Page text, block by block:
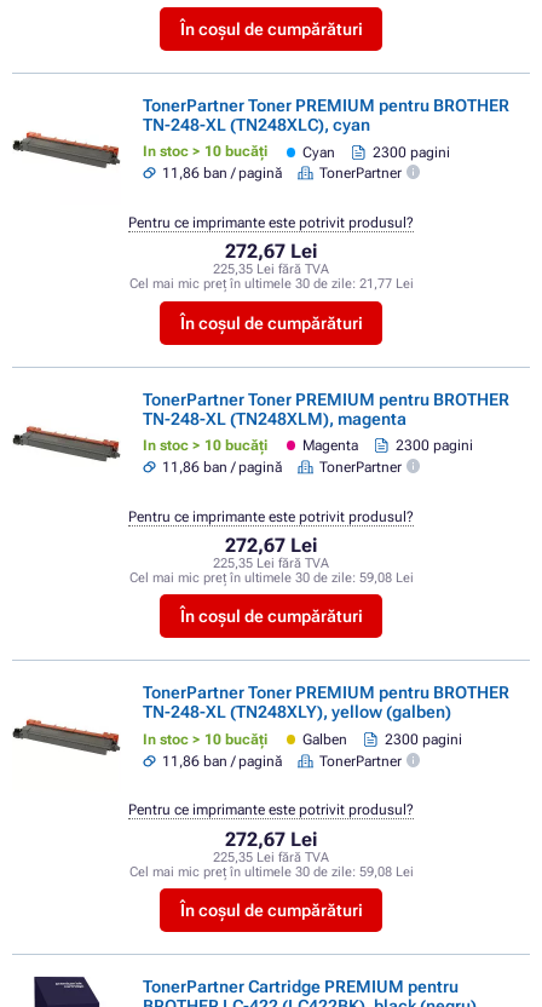
În coșul de cumpărături
TonerPartner Toner PREMIUM pentru BROTHER
TN-248-XL (TN248XLC), cyan
In stoc > 10 bucăți Cyan
2300 pagini
11,86 ban / pagină
TonerPartner
272,67 Lei
225,35 Lei fără TVA
Cel mai mic preț în ultimele 30 de zile: 21,77 Lei
În coșul de cumpărături
Pentru ce imprimante este potrivit produsul?
TonerPartner Toner PREMIUM pentru BROTHER
TN-248-XL (TN248XLM), magenta
In stoc > 10 bucăți Magenta
2300 pagini
11,86 ban / pagină
TonerPartner
272,67 Lei
225,35 Lei fără TVA
Cel mai mic preț în ultimele 30 de zile: 59,08 Lei
În coșul de cumpărături
Pentru ce imprimante este potrivit produsul?
TonerPartner Toner PREMIUM pentru BROTHER
TN-248-XL (TN248XLY), yellow (galben)
In stoc > 10 bucăți Galben
2300 pagini
11,86 ban / pagină
TonerPartner
272,67 Lei
225,35 Lei fără TVA
Cel mai mic preț în ultimele 30 de zile: 59,08 Lei
În coșul de cumpărături
Pentru ce imprimante este potrivit produsul?
TonerPartner Cartridge PREMIUM pentru